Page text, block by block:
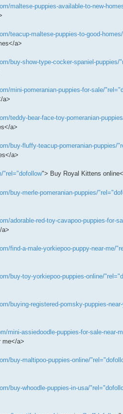
maltese-puppies-available-to-new-
teacup-maltese-puppies-to-good-
a>
buy-show-type-cocker-spaniel-puppies/
mini-pomeranian-puppies-for-sale/
a>
teddy-bear-face-toy-pomeranian-
a>
buy-fluffy-teacup-pomeranian-puppies/
a>
"rel="dofollow"> Buy Royal Kittens
buy-merle-pomeranian-puppies/
adorable-red-toy-cavapoo-puppies-for-
a>
find-a-male-yorkiepoo-puppy-near-me/
buy-toy-yorkiepoo-puppies-online/
buying-registered-pomsky-puppies-
mini-assiedoodle-puppies-for-sale-near-
me</a>
buy-maltipoo-puppies-online/
buy-whoodle-puppies-in-usa/